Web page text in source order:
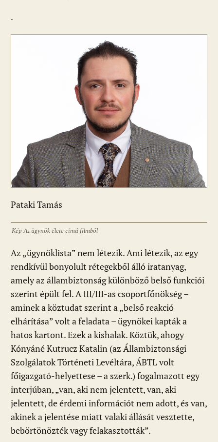
.
Pataki Tamás
Kép Az ügynök élete című filmből
Az „ügynöklista” nem létezik. Ami létezik, az egy
rendkívül bonyolult rétegekből álló iratanyag,
amely az állambiztonság különböző belső funkciói
szerint épült fel. A III/III-as csoportfőnökség –
aminek a köztudat szerint a „belső reakció
elhárítása” volt a feladata – ügynökei kapták a
hatos kartont. Ezek a kishalak. Köztük, ahogy
Kónyáné Kutrucz Katalin (az Állambiztonsági
Szolgálatok Történeti Levéltára, ÁBTL volt
főigazgató-helyettese – a szerk.) fogalmazott egy
interjúban, „van, aki nem jelentett, van, aki
jelentett, de érdemi információt nem adott, és van,
akinek a jelentése miatt valaki állását vesztette,
bebörtönözték vagy felakasztották”.